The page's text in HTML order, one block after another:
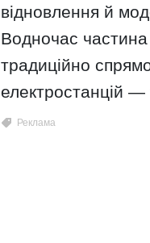
відновлення й
Водночас
традиційно
електростанцій